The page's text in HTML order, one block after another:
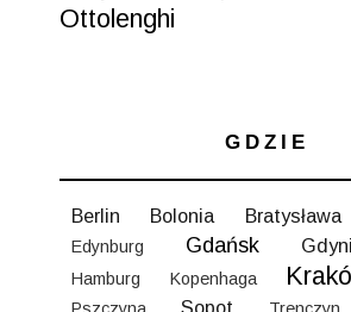
Ottolenghi
GDZIE
Berlin Bolonia Bratysława
Edynburg Gdańsk
Hamburg
Kopenhaga
Sopot